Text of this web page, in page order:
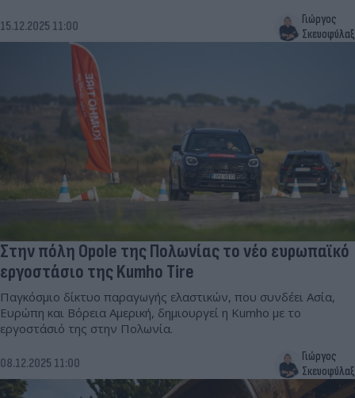
15.12.2025 11:00
Γιώργος
Σκευοφύλαξ
Στην πόλη Opole της Πολωνίας το νέο ευρωπαϊκό
εργοστάσιο της Kumho Tire
Παγκόσμιο δίκτυο παραγωγής ελαστικών, που συνδέει Ασία,
Ευρώπη και Βόρεια Αμερική, δημιουργεί η Kumho με το
εργοστάσιό της στην Πολωνία.
08.12.2025 11:00
Γιώργος
Σκευοφύλαξ